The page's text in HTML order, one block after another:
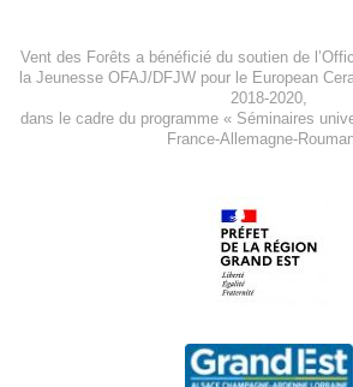
Vent des Forêts a bénéficié du soutien de
la Jeunesse OFAJ/DFJWpour leEuropean
2018-2020,
dans le cadre du programme « Séminaires
France-Allemagne-